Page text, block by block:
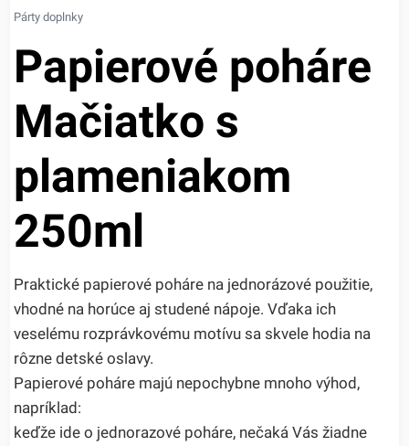
Párty doplnky
Papierové poháre
Mačiatko s
plameniakom
250ml
Praktické papierové poháre na jednorázové použitie,
vhodné na horúce aj studené nápoje. Vďaka ich
veselému rozprávkovému motívu sa skvele hodia na
rôzne detské oslavy.
Papierové poháre majú nepochybne mnoho výhod,
napríklad:
keďže ide o jednorazové poháre, nečaká Vás žiadne